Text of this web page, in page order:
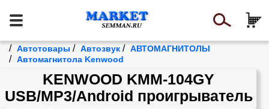
/ Автотовары / Автозвук / АВТОМАГНИТОЛЫ
/ Автомагнитола Kenwood
KENWOOD KMM-104GY
USB/MP3/Android проигрыватель